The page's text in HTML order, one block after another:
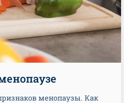
менопаузы. Как